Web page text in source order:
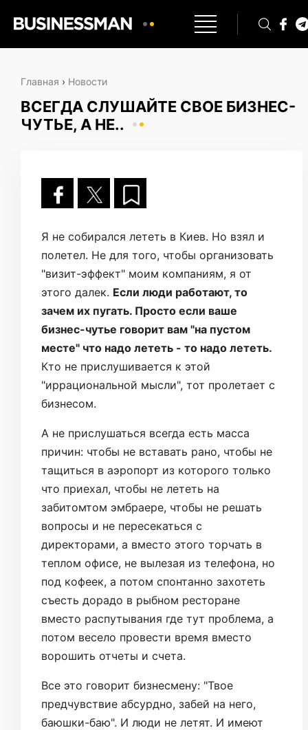
Главная › Новости
ВСЕГДА СЛУШАЙТЕ СВОЕ БИЗНЕС-
ЧУТЬЕ, А НЕ..
Я не собирался лететь в Киев. Но взял и
полетел. Не для того, чтобы организовать
"визит-эффект" моим компаниям, я от
этого далек. Если люди работают, то
зачем их пугать. Просто если ваше
бизнес-чутье говорит вам "на пустом
месте" что надо лететь - то надо лететь.
Кто не прислушивается к этой
"иррациональной мысли", тот пролетает с
бизнесом.
А не прислушаться всегда есть масса
причин: чтобы не вставать рано, чтобы не
тащиться в аэропорт из которого только
что приехал, чтобы не лететь на
забитомтом эмбраере, чтобы не решать
вопросы и не пересекаться с
директорами, а вместо этого торчать в
теплом офисе, не вылезая из телефона, но
под кофеек, а потом спонтанно захотеть
съесть дорадо в рыбном ресторане
вместо распутывания где тут проблема, а
потом весело провести время вместо
ворошить отчеты и счета.
Все это говорит бизнесмену: "Твое
предчувствие абсурдно, забей на него,
баюшки-баю". И люди не летят. И имеют